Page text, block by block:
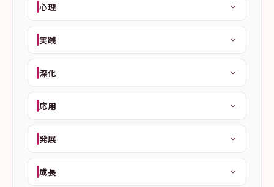
心理
実践
深化
応用
発展
成長